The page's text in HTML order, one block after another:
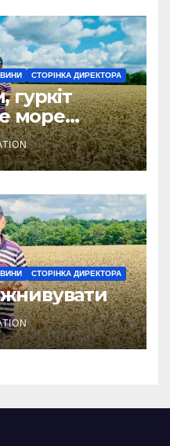
СТОРІНКА ДИРЕКТОРА
море
літо
СТОРІНКА ДИРЕКТОРА